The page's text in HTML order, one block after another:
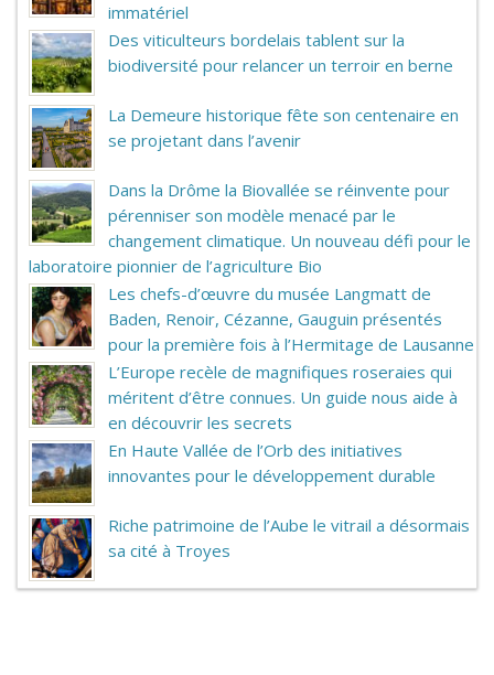
immatériel
Des viticulteurs bordelais tablent sur la
biodiversité pour relancer un terroir en berne
La Demeure historique fête son centenaire en
se projetant dans l’avenir
Dans la Drôme la Biovallée se réinvente pour
pérenniser son modèle menacé par le
changement climatique. Un nouveau défi pour le
laboratoire pionnier de l’agriculture Bio
Les chefs-d’œuvre du musée Langmatt de
Baden, Renoir, Cézanne, Gauguin présentés
pour la première fois à l’Hermitage de Lausanne
L’Europe recèle de magnifiques roseraies qui
méritent d’être connues. Un guide nous aide à
en découvrir les secrets
En Haute Vallée de l’Orb des initiatives
innovantes pour le développement durable
Riche patrimoine de l’Aube le vitrail a désormais
sa cité à Troyes